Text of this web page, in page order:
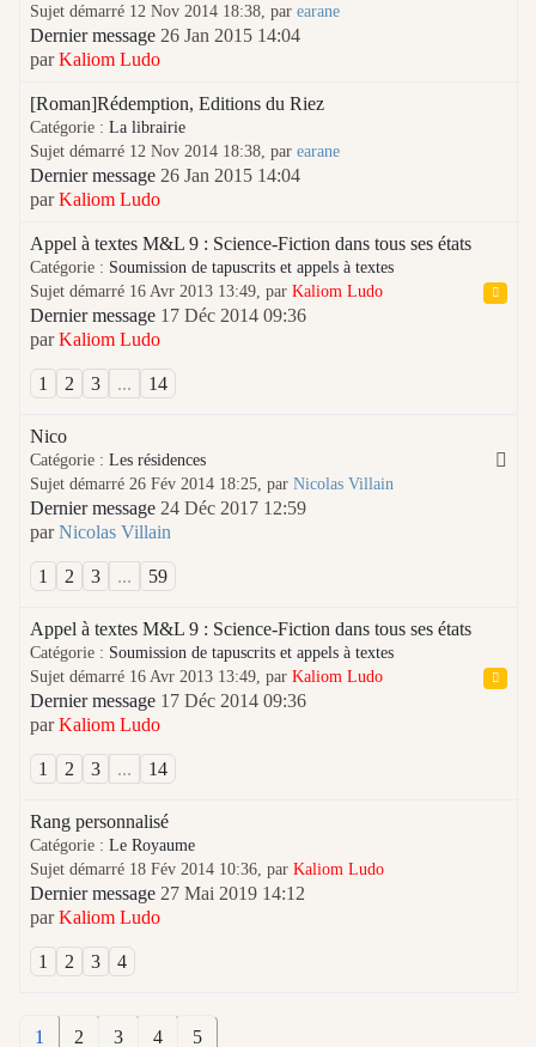
Sujet démarré 12 Nov 2014 18:38, par earane
Dernier message 26 Jan 2015 14:04
parKaliom Ludo
[Roman]Rédemption, Editions du Riez
Catégorie : La librairie
Sujet démarré 12 Nov 2014 18:38, par earane
Dernier message 26 Jan 2015 14:04
parKaliom Ludo
Appel à textes M&L 9 : Science-Fiction dans tous ses états
Catégorie : Soumission de tapuscrits et appels à textes
Sujet démarré 16 Avr 2013 13:49, par Kaliom Ludo
Dernier message 17 Déc 2014 09:36
parKaliom Ludo
1 2 3 ... 14
Nico
Catégorie : Les résidences
Sujet démarré 26 Fév 2014 18:25, par Nicolas Villain
Dernier message 24 Déc 2017 12:59
parNicolas Villain
1 2 3 ... 59
Appel à textes M&L 9 : Science-Fiction dans tous ses états
Catégorie : Soumission de tapuscrits et appels à textes
Sujet démarré 16 Avr 2013 13:49, par Kaliom Ludo
Dernier message 17 Déc 2014 09:36
parKaliom Ludo
1 2 3 ... 14
Rang personnalisé
Catégorie : Le Royaume
Sujet démarré 18 Fév 2014 10:36, par Kaliom Ludo
Dernier message 27 Mai 2019 14:12
parKaliom Ludo
1 2 3 4
1 2 3 4 5